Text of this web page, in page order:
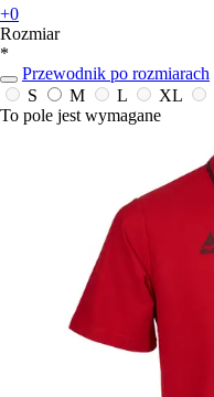
+0
Rozmiar
*
Przewodnik po rozmiarach
S
M L XL
To pole jest wymagane